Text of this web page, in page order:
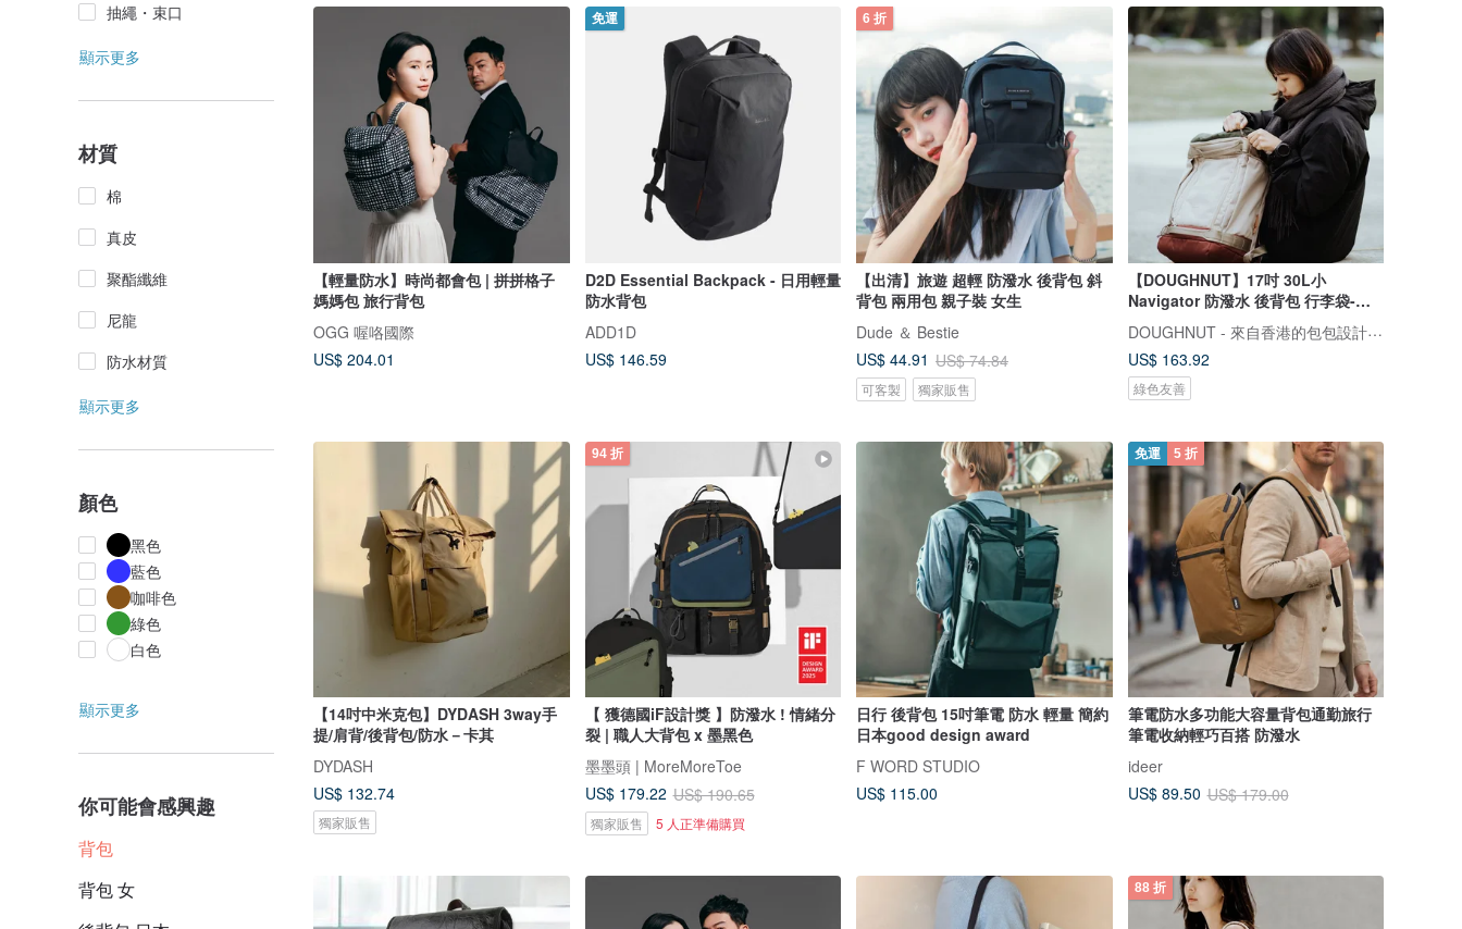
抽繩・束口
顯示更多
材質
棉
真皮
聚酯纖維
尼龍
防水材質
顯示更多
顏色
黑色
藍色
咖啡色
綠色
白色
顯示更多
你可能會感興趣
背包
背包 女
【輕量防水】時尚都會包 | 拼拼格子
媽媽包 旅行背包
OGG 喔咯國際
US$ 204.01
免運
D2D Essential Backpack - 日用輕量
防水背包
ADD1D
US$ 146.59
6 折
【出清】旅遊 超輕 防潑水 後背包 斜
背包 兩用包 親子裝 女生
Dude ＆ Bestie
US$ 44.91 US$ 74.84
可客製 獨家販售
【DOUGHNUT】17吋 30L小
Navigator 防潑水 後背包 行李袋-米
DOUGHNUT - 來自香港的包包設計品牌
US$ 163.92
綠色友善
【14吋中米克包】DYDASH 3way手
提/肩背/後背包/防水－卡其
DYDASH
US$ 132.74
獨家販售
94 折
【 獲德國iF設計獎 】防潑水 ! 情緒分
裂 | 職人大背包 x 墨黑色
墨墨頭 | MoreMoreToe
US$ 179.22 US$ 190.65
獨家販售 5 人正準備購買
日行 後背包 15吋筆電 防水 輕量 簡約
日本good design award
F WORD STUDIO
US$ 115.00
免運 5 折
筆電防水多功能大容量背包通勤旅行
筆電收納輕巧百搭 防潑水
ideer
US$ 89.50 US$ 179.00
88 折